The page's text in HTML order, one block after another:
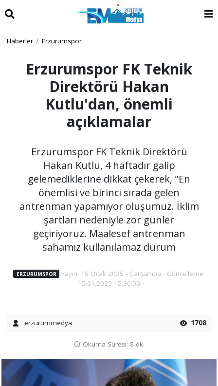
Haberler Erzurumspor
Erzurumspor FK Teknik
Direktörü Hakan
Kutlu'dan, önemli
açıklamalar
Erzurumspor FK Teknik Direktörü
Hakan Kutlu, 4 haftadır galip
gelemediklerine dikkat çekerek, "En
önemlisi ve birinci sırada gelen
antrenman yapamıyor oluşumuz. İklim
şartları nedeniyle zor günler
geçiriyoruz. Maalesef antrenman
sahamız kullanılamaz durum
ERZURUMSPOR
Yayın: 15 Ocak 2025 - Çarşamba - Güncelleme:
15.01.2025 15:36:00
erzurummedya 1708
Okuma Süresi: 8 dk.